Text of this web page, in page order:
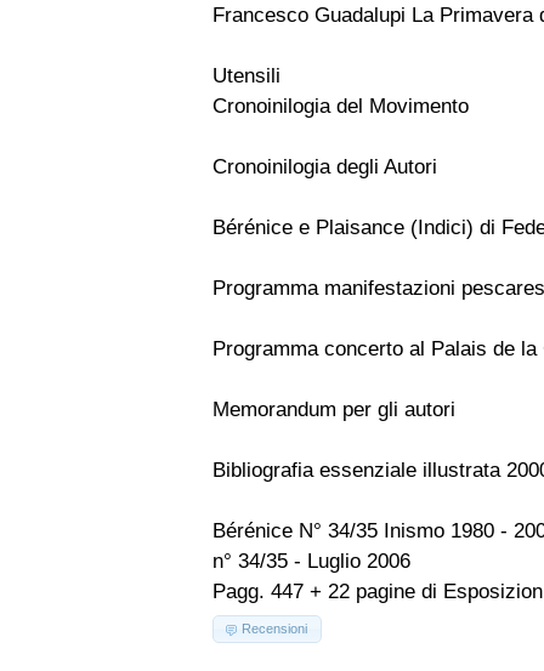
Francesco Guadalupi La Primavera
Utensili
Cronoinilogia del Movimento
Cronoinilogia degli Autori
Bérénice e Plaisance (Indici) di
Programma manifestazioni
Programma concerto al Palais de
Memorandum per gli autori
Bibliografia essenziale illustrata
Bérénice N° 34/35 Inismo 1980 -
n° 34/35 - Luglio 2006
Pagg. 447 + 22 pagine di
Recensioni